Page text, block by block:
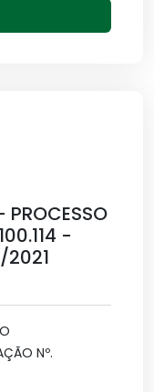
-
2021
Nº.